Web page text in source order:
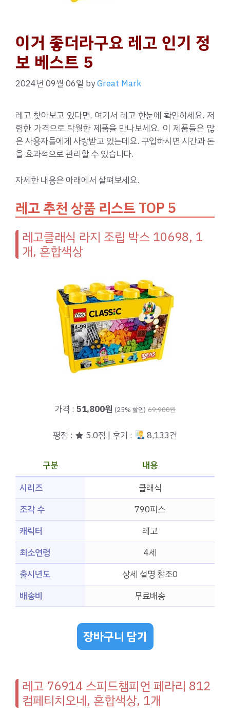
이거 좋더라구요 레고 인기 정
보 베스트 5
2024년 09월 06일 byGreat Mark
레고 찾아보고 있다면, 여기서 레고 한눈에 확인하세요. 저
렴한 가격으로 탁월한 제품을 만나보세요. 이 제품들은 많
은 사용자들에게 사랑받고 있는데요. 구입하시면 시간과 돈
을 효과적으로 관리할 수 있습니다.
자세한 내용은 아래에서 살펴보세요.
레고 추천 상품 리스트 TOP 5
레고클래식 라지 조립 박스 10698, 1
개, 혼합색상
가격 : 51,800원 (25% 할인) 69,900원
평점 : ★ 5.0점 | 후기 : 8,133건
구분
내용
시리즈
클래식
조각 수
790피스
캐릭터
레고
최소연령
4세
출시년도
상세 설명 참조0
배송비
무료배송
장바구니 담기
레고 76914 스피드챔피언 페라리 812
컴페티치오네, 혼합색상, 1개